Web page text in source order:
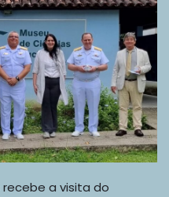
recebe a visita do